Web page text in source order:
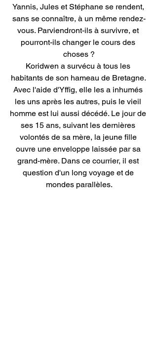
Yannis, Jules et Stéphane se rendent,
sans se connaître, à un même rendez-
vous. Parviendront-ils à survivre, et
pourront-ils changer le cours des
choses ?
Koridwen a survécu à tous les
habitants de son hameau de Bretagne.
Avec l'aide d'Yffig, elle les a inhumés
les uns après les autres, puis le vieil
homme est lui aussi décédé. Le jour de
ses 15 ans, suivant les dernières
volontés de sa mère, la jeune fille
ouvre une enveloppe laissée par sa
grand-mère. Dans ce courrier, il est
question d'un long voyage et de
mondes parallèles.